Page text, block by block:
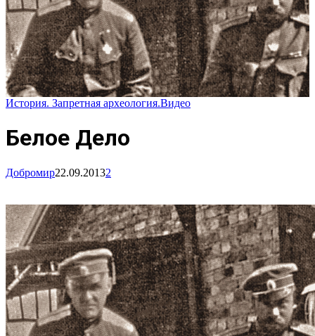
История. Запретная археология.Видео
Белое Дело
Добромир22.09.20132